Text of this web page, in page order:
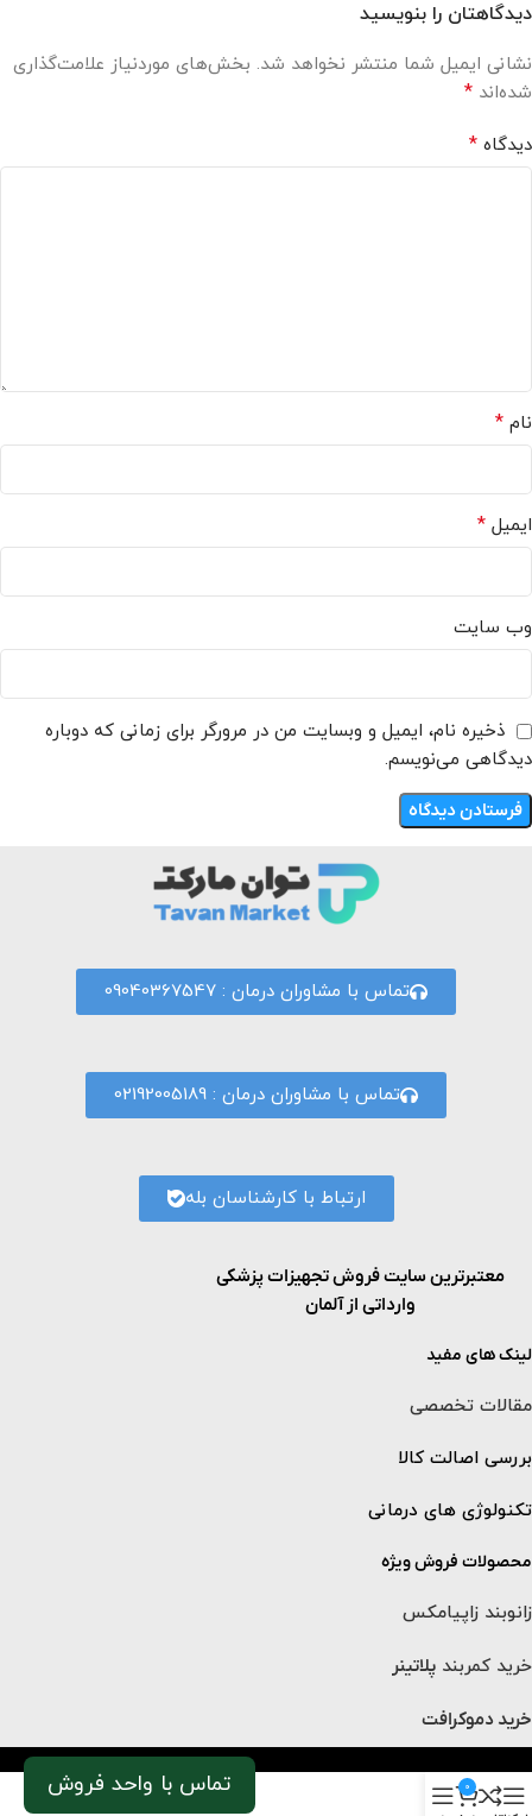
دیدگاهتان را بنویسید
نشانی ایمیل شما منتشر نخواهد شد. بخش‌های موردنیاز علامت‌گذاری
شده‌اند *
دیدگاه *
نام *
ایمیل *
وب‌ سایت
ذخیره نام، ایمیل و وبسایت من در مرورگر برای زمانی که دوباره
دیدگاهی می‌نویسم.
تماس با مشاوران درمان : 09040367547
تماس با مشاوران درمان : 02192005189
ارتباط با کارشناسان بله
معتبرترین سایت فروش تجهیزات پزشکی
وارداتی از آلمان
لینک های مفید
مقالات تخصصی
بررسی اصالت کالا
تکنولوژی های درمانی
محصولات فروش ویژه
زانوبند زاپیامکس
خرید کمربند پلاتینر
خرید دموکرافت
0 تماس با واحد فروش